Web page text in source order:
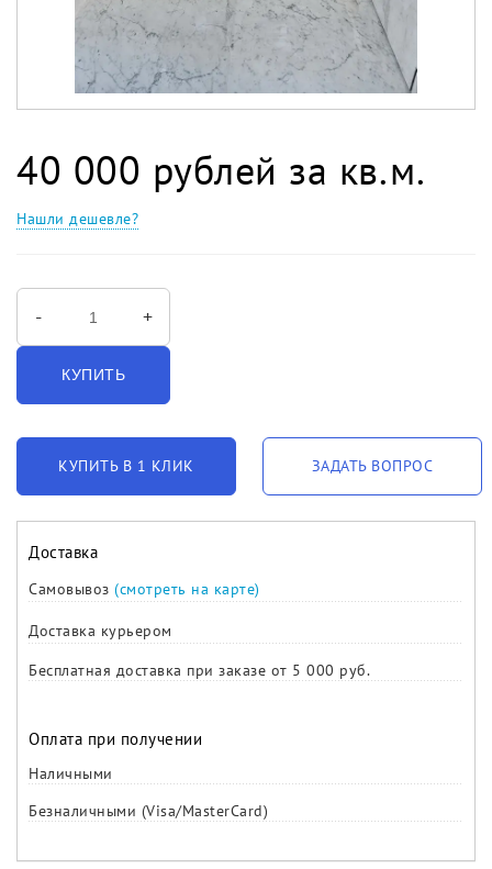
40 000 рублей за кв.м.
Нашли дешевле?
- +
КУПИТЬ
КУПИТЬ В 1 КЛИК ЗАДАТЬ ВОПРОС
Доставка
Самовывоз (смотреть на карте)
Доставка курьером
Бесплатная доставка при заказе от 5 000 руб.
Оплата при получении
Наличными
Безналичными (Visa/MasterCard)